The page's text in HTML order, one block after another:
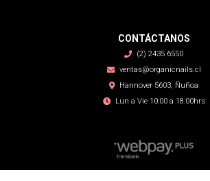
CONTÁCTANOS
(2) 2435 6550
ventas@organicnails.cl
Hannover 5603, Ñuñoa
Lun a Vie 10:00 a 18:00hrs